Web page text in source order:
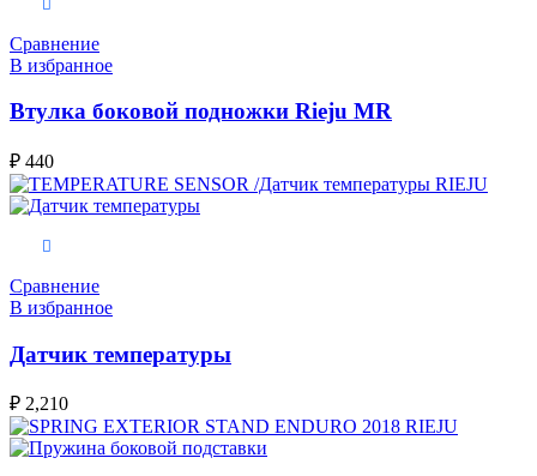
Сравнение
В избранное
Втулка боковой подножки Rieju MR
₽ 440
Сравнение
В избранное
Датчик температуры
₽ 2,210